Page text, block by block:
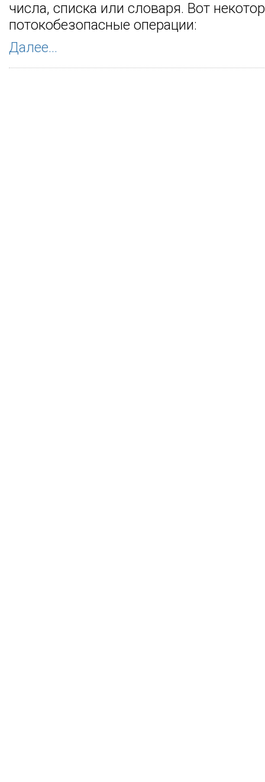
числа, списка или словаря. Вот
потокобезопасные операции:
Далее...